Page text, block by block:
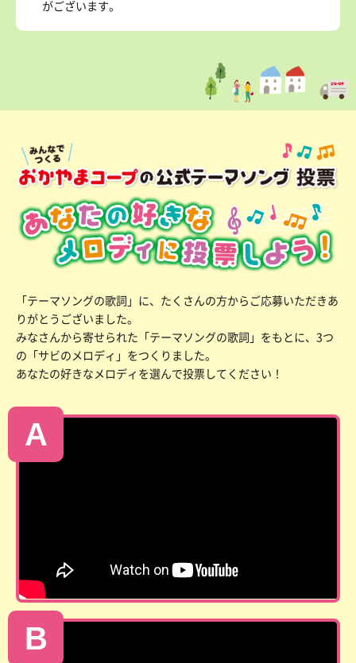
がございます。
「テーマソングの歌詞」に、たくさんの方からご応募いただきあ
りがとうございました。
みなさんから寄せられた「テーマソングの歌詞」をもとに、 3つ
の「サビのメロディ」をつくりました。
あなたの好きなメロディを選んで投票してください！
A
B